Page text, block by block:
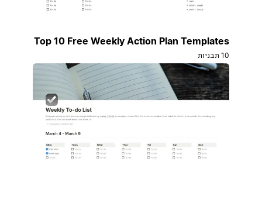
Top 10 Free Weekly Action Plan Templates